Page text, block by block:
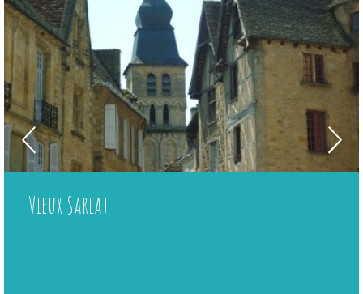
Vieux Sarlat